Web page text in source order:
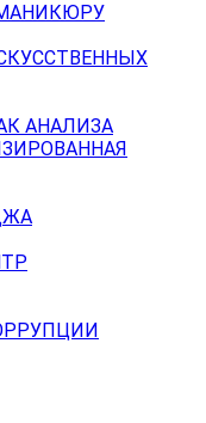
АНАЛИЗА